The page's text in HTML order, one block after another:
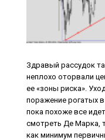
Здравый рассудок
неплохо оторвали
ее «зоны риска».
поражение рогатых
пока похоже все
смотреть Де Марка,
как минимум